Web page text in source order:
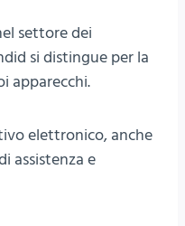
settore dei
si distingue per la
apparecchi.
elettronico, anche
assistenza e